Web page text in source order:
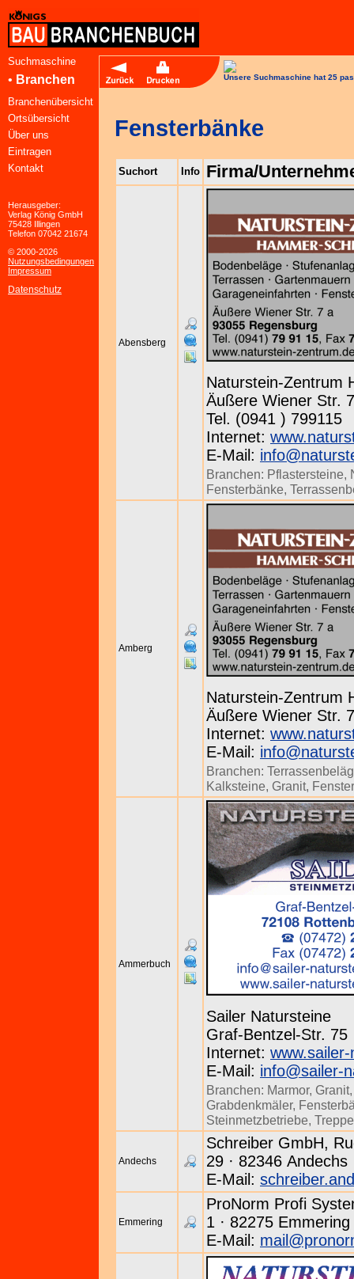
Suchmaschine
• Branchen
Branchenübersicht
Ortsübersicht
Über uns
Eintragen
Kontakt
Herausgeber:
Verlag König GmbH
75428 Illingen
Telefon 07042 21674
© 2000-2026
Nutzungsbedingungen
Impressum
Datenschutz
Unsere Suchmaschine hat 25
Fensterbänke
Suchort Info Firma/
Abensberg
Naturstein-Zentrum
Äußere Wiener Str.
Tel. (0941 ) 799115
Internet:
E-Mail:
Branchen: Pflastersteine,
Fensterbänke,
Amberg
Naturstein-Zentrum
Äußere Wiener Str.
Internet:
E-Mail:
Branchen:
Kalksteine, Granit,
Ammerbuch
Sailer Natursteine
Graf-Bentzel-Str. 75
Internet:
E-Mail: info@sailer-
Branchen: Marmor, Granit
Grabdenkmäler,
Steinmetzbetriebe,
Andechs
Schreiber GmbH,
29 · 82346 Andechs
E-Mail:
Emmering
ProNorm Profi
1 · 82275
E-Mail: